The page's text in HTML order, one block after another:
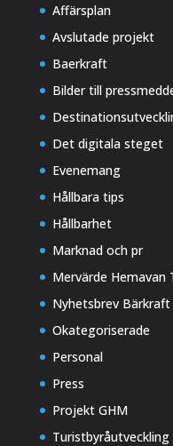
Affärsplan
Avslutade projekt
Baerkraft
Bilder till
Det digitala steget
Evenemang
Hållbara tips
Hållbarhet
Marknad och pr
Mervärde Hemavan
Nyhetsbrev Bärkraft
Okategoriserade
Personal
Press
Projekt GHM
Turistbyråutveckling